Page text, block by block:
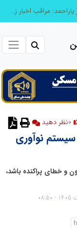
طرحواره های فعال شده در پساجنگ؛ هشدار دکتر یاراحمد: مراقب اخبار زرد و واکنش های هیجانی باشید
نظر دهید
سیستم نوآوری
و خطای پراکنده باشد،